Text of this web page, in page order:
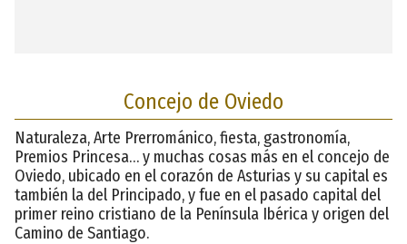
Concejo de Oviedo
Naturaleza, Arte Prerrománico, fiesta, gastronomía,
Premios Princesa… y muchas cosas más en el concejo de
Oviedo, ubicado en el corazón de Asturias y su capital es
también la del Principado, y fue en el pasado capital del
primer reino cristiano de la Península Ibérica y origen del
Camino de Santiago.